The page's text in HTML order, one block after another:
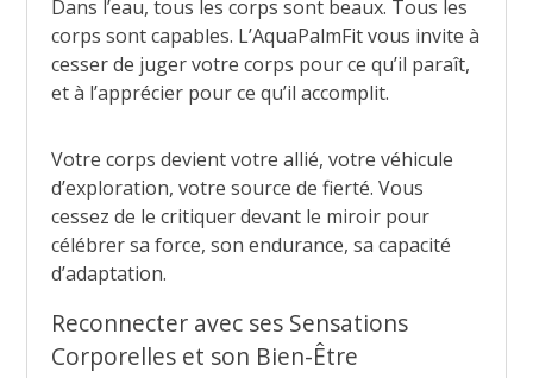
Dans l’eau, tous les corps sont beaux. Tous les
corps sont capables. L’AquaPalmFit vous invite à
cesser de juger votre corps pour ce qu’il paraît,
et à l’apprécier pour ce qu’il accomplit.
Votre corps devient votre allié, votre véhicule
d’exploration, votre source de fierté. Vous
cessez de le critiquer devant le miroir pour
célébrer sa force, son endurance, sa capacité
d’adaptation.
Reconnecter avec ses Sensations
Corporelles et son Bien-Être